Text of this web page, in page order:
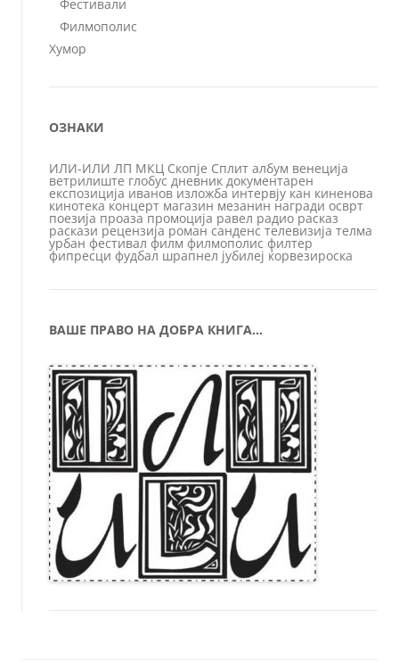
Фестивали
Филмополис
Хумор
ОЗНАКИ
ИЛИ-ИЛИ ЛП МКЦ Скопје Сплит албум венеција
ветрилиште глобус дневник документарен
експозиција иванов изложба интервју кан киненова
кинотека концерт магазин мезанин награди осврт
поезија проаза промоција равел радио расказ
раскази рецензија роман санденс телевизија телма
урбан фестивал филм филмополис филтер
фипресци фудбал шрапнел јубилеј ќорвезироска
ВАШЕ ПРАВО НА ДОБРА КНИГА…